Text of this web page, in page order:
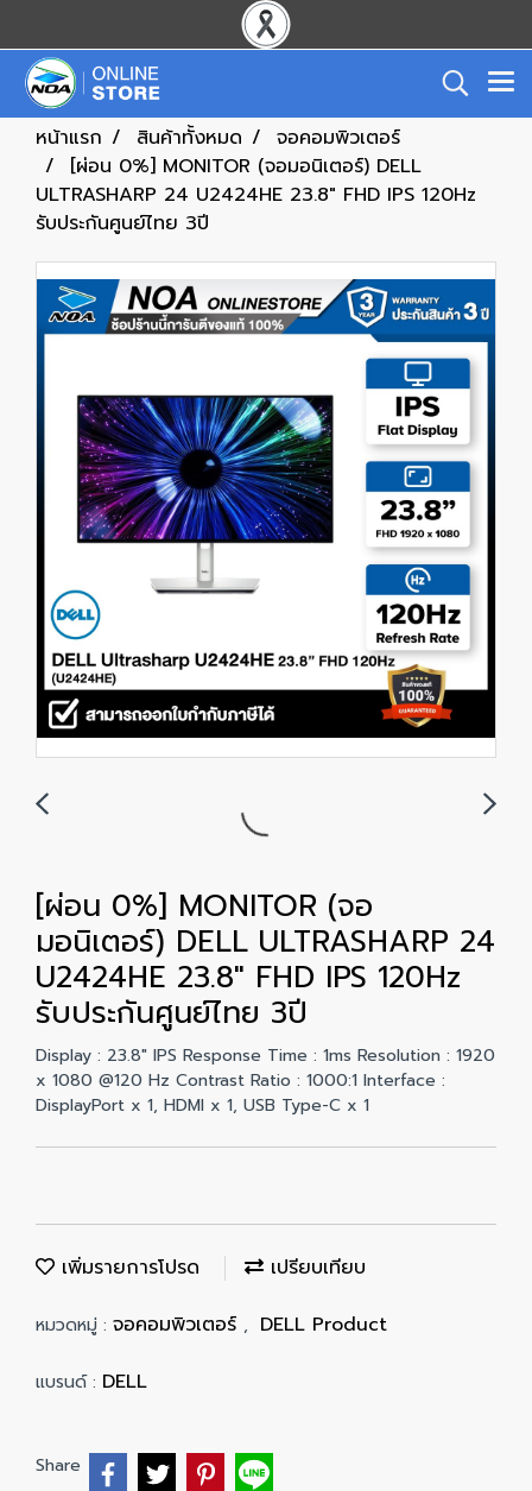
หน้าแรก สินค้าทั้งหมด
จอคอมพิวเตอร์
[ผ่อน 0%] MONITOR (จอมอนิเตอร์) DELL
ULTRASHARP 24 U2424HE 23.8" FHD IPS 120Hz
รับประกันศูนย์ไทย 3ปี
[ผ่อน 0%] MONITOR (จอ
มอนิเตอร์) DELL ULTRASHARP 24
U2424HE 23.8" FHD IPS 120Hz
รับประกันศูนย์ไทย 3ปี
Display : 23.8" IPS Response Time : 1ms Resolution : 1920
x 1080 @120 Hz Contrast Ratio : 1000:1 Interface :
DisplayPort x 1, HDMI x 1, USB Type-C x 1
เพิ่มรายการโปรด เปรียบเทียบ
หมวดหมู่ : จอคอมพิวเตอร์ , DELL Product
แบรนด์ : DELL
Share